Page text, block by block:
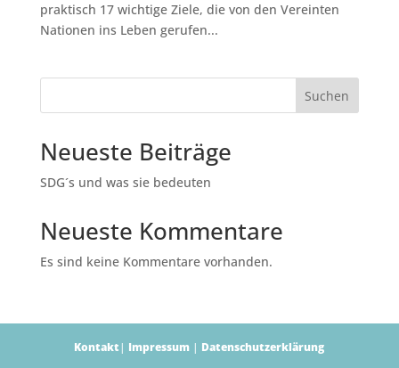
praktisch 17 wichtige Ziele, die von den Vereinten
Nationen ins Leben gerufen...
Suchen
Neueste Beiträge
SDG´s und was sie bedeuten
Neueste Kommentare
Es sind keine Kommentare vorhanden.
Kontakt | Impressum | Datenschutzerklärung